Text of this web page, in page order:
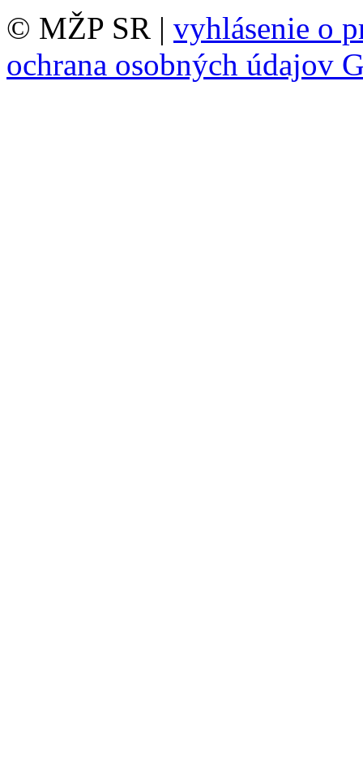
© MŽP SR | vyhlásenie o
ochrana osobných údajov